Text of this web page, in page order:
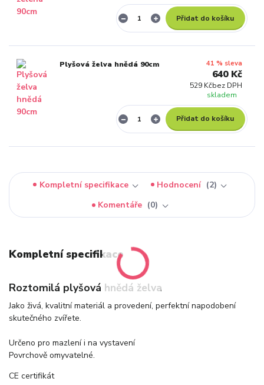
Přidat do košíku
Plyšová želva hnědá 90cm 41 % sleva
640 Kč
529 Kčbez DPH
skladem
Přidat do košíku
Kompletní specifikace Hodnocení
2
Komentáře
0
Kompletní specifikace
Roztomilá plyšová hnědá želva
Jako živá, kvalitní materiál a provedení, perfektní napodobení
skutečného zvířete.
Určeno pro mazlení i na vystavení
Povrchově omyvatelné.
CE certifikát